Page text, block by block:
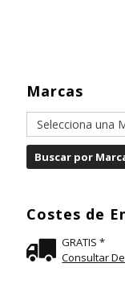
Marcas
Costes de
GRATIS *
Consultar